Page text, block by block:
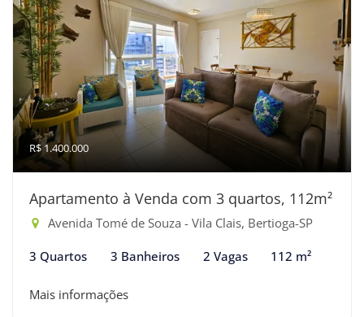
R$ 1.400.000
Apartamento à Venda com 3 quartos, 112m²
Avenida Tomé de Souza - Vila Clais, Bertioga-SP
3 Quartos 3 Banheiros 2 Vagas 112 m²
Mais informações